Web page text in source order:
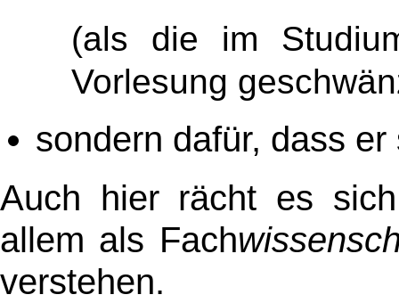
(als die im
Vorlesung
sondern dafür, dass
Auch hier rächt es
allem als Fach
verstehen.